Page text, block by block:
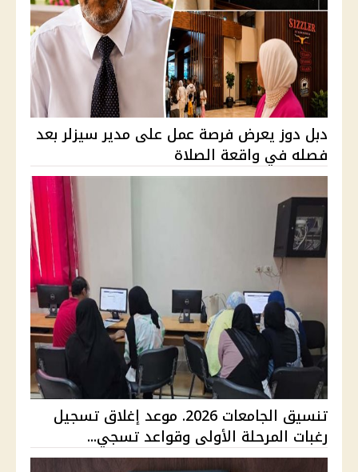
دبل دوز يعرض فرصة عمل على مدير سيزلر بعد
فصله في واقعة الصلاة
تنسيق الجامعات 2026. موعد إغلاق تسجيل
رغبات المرحلة الأولى وقواعد تسجي...